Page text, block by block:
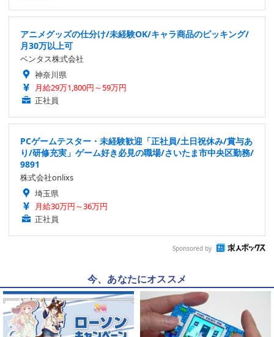
アニメグッズの仕分け/未経験OK/キャラ商品のピッキング/
月30万以上可
ベンタス株式会社
神奈川県
月給29万1,800円～59万円
正社員
PCゲームテスター・未経験歓迎「正社員/土日祝休み/賞与あ
り/研修充実」ゲーム好き必見の職場/さいたま市中央区勤務/
9891
株式会社onlixs
埼玉県
月給30万円～36万円
正社員
Sponsored by
今、あなたにオススメ